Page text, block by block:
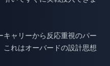
ャリーから反応重視のパー
れはオーバードの設計思想